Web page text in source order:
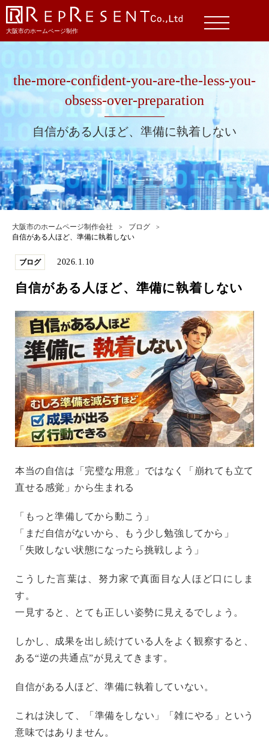
大阪市のホームページ制作
the-more-confident-you-are-the-less-you-
obsess-over-preparation
自信がある人ほど、準備に執着しない
大阪市のホームページ制作会社
ブログ
自信がある人ほど、準備に執着しない
ブログ 2026.1.10
自信がある人ほど、準備に執着しない
本当の自信は「完璧な用意」ではなく「崩れても立て
直せる感覚」から生まれる
「もっと準備してから動こう」
「まだ自信がないから、もう少し勉強してから」
「失敗しない状態になったら挑戦しよう」
こうした言葉は、努力家で真面目な人ほど口にしま
す。
一見すると、とても正しい姿勢に見えるでしょう。
しかし、成果を出し続けている人をよく観察すると、
ある“逆の共通点”が見えてきます。
自信がある人ほど、準備に執着していない。
これは決して、「準備をしない」「雑にやる」という
意味ではありません。